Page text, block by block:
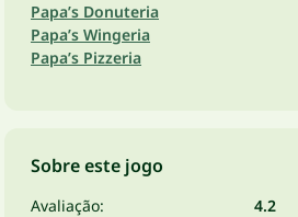
Papa’s Donuteria
Papa’s Wingeria
Papa’s Pizzeria
Sobre este jogo
Avaliação:
4.2